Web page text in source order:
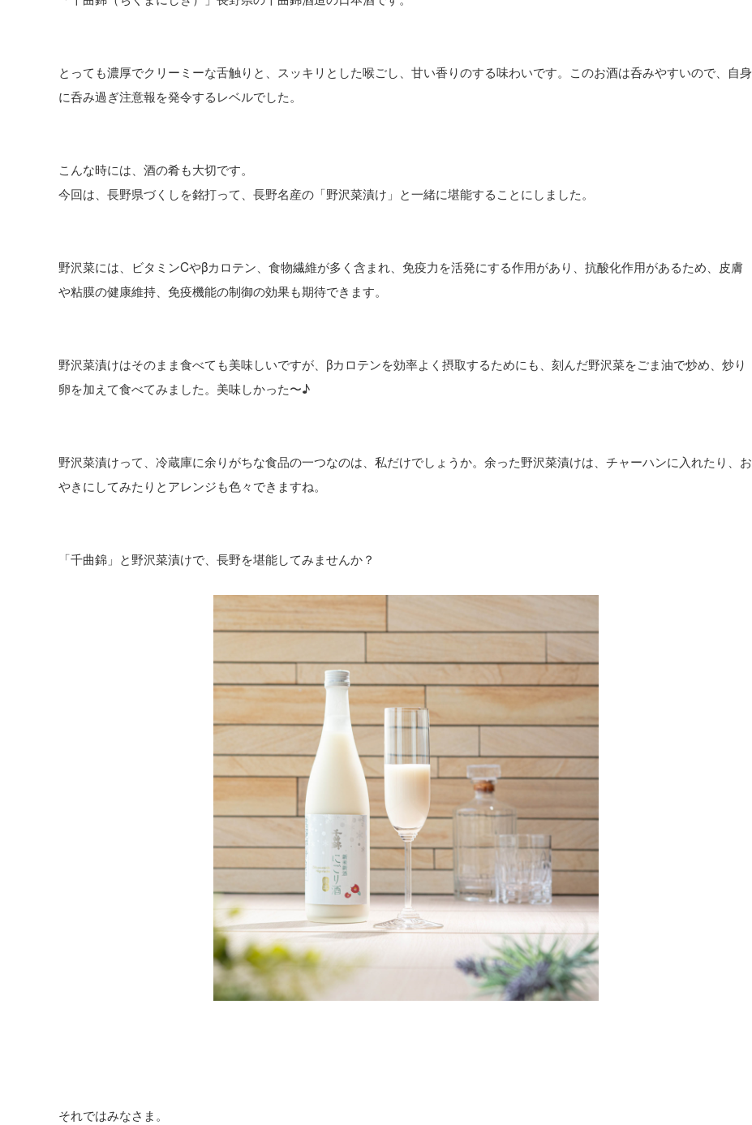
とっても濃厚でクリーミーな舌触りと、スッキリとした喉ごし、甘い香りのする味わいです。このお酒は呑みやすいので、自身
に呑み過ぎ注意報を発令するレベルでした。
こんな時には、酒の肴も大切です。
今回は、長野県づくしを銘打って、長野名産の「野沢菜漬け」と一緒に堪能することにしました。
野沢菜には、ビタミンCやβカロテン、食物繊維が多く含まれ、免疫力を活発にする作用があり、抗酸化作用があるため、皮膚
や粘膜の健康維持、免疫機能の制御の効果も期待できます。
野沢菜漬けはそのまま食べても美味しいですが、βカロテンを効率よく摂取するためにも、刻んだ野沢菜をごま油で炒め、炒り
卵を加えて食べてみました。美味しかった〜♪
野沢菜漬けって、冷蔵庫に余りがちな食品の一つなのは、私だけでしょうか。余った野沢菜漬けは、チャーハンに入れたり、お
やきにしてみたりとアレンジも色々できますね。
「千曲錦」と野沢菜漬けで、長野を堪能してみませんか？
それではみなさま。